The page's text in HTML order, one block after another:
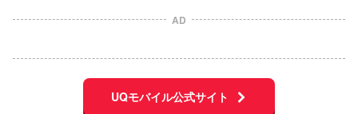
AD
UQモバイル公式サイト